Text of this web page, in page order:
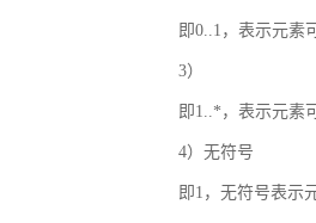
即0..1，表示元素
3）
即1..*，表示元素
4）无符号
即1，无符号表示